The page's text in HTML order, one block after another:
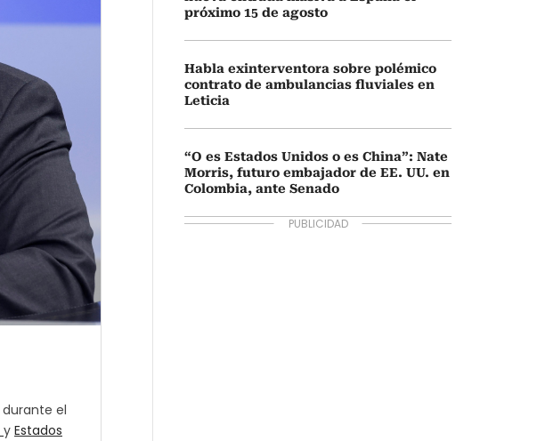
durante el
y Estados
próximo 15 de agosto
Habla exinterventora sobre polémico
contrato de ambulancias fluviales en
Leticia
“O es Estados Unidos o es China”: Nate
Morris, futuro embajador de EE. UU. en
Colombia, ante Senado